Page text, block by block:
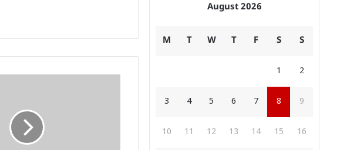
August 2026
M T W T F S S
1 2
3 4 5 6 7 8 9
10 11 12 13 14 15 16